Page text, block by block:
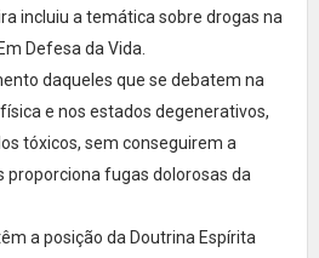
incluiu a temática sobre drogas na
Defesa da Vida.
daqueles que se debatem na
e nos estados degenerativos,
tóxicos, sem conseguirem a
proporciona fugas dolorosas da
a posição da Doutrina Espírita